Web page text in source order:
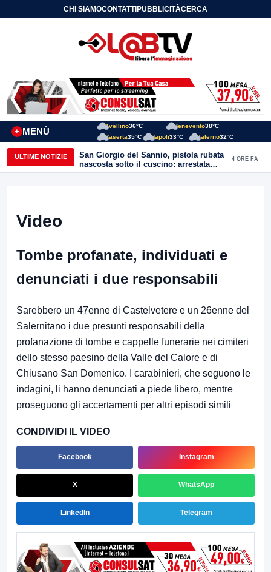
CHI SIAMOCONTATTIPUBBLICITÀCERCA
MENÙ
+
Avellino36°C Benevento38°C
Caserta35°C Napoli33°C Salerno32°C
ULTIME NOTIZIE
San Giorgio del Sannio, pistola rubata
nascosta sotto il cuscino: arrestata
51enne
4 ORE FA
Video
Tombe profanate, individuati e
denunciati i due responsabili
Sarebbero un 47enne di Castelvetere e un 26enne del
Salernitano i due presunti responsabili della
profanazione di tombe e cappelle funerarie nei cimiteri
dello stesso paesino della Valle del Calore e di
Chiusano San Domenico. I carabinieri, che seguono le
indagini, li hanno denunciati a piede libero, mentre
proseguono gli accertamenti per altri episodi simili
CONDIVIDI IL VIDEO
Facebook Instagram
X WhatsApp
LinkedIn Telegram